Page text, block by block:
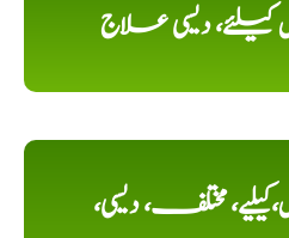
دیسی علاج
مختلف، دیسی،